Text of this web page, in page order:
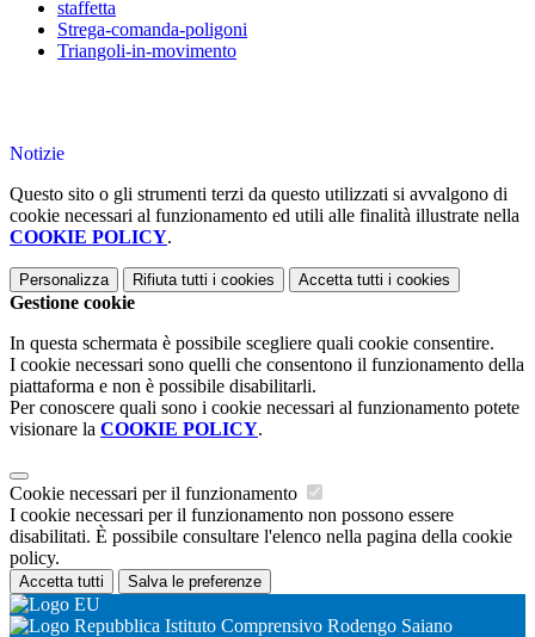
staffetta
Strega-comanda-poligoni
Triangoli-in-movimento
Notizie
Questo sito o gli strumenti terzi da questo utilizzati si avvalgono di
cookie necessari al funzionamento ed utili alle finalità illustrate nella
COOKIE POLICY.
Personalizza Rifiuta tutti i cookies Accetta tutti i cookies
Gestione cookie
In questa schermata è possibile scegliere quali cookie consentire.
I cookie necessari sono quelli che consentono il funzionamento della
piattaforma e non è possibile disabilitarli.
Per conoscere quali sono i cookie necessari al funzionamento potete
visionare la COOKIE POLICY.
Cookie necessari per il funzionamento
I cookie necessari per il funzionamento non possono essere
disabilitati. È possibile consultare l'elenco nella pagina della cookie
policy.
Accetta tutti Salva le preferenze
Istituto Comprensivo Rodengo Saiano